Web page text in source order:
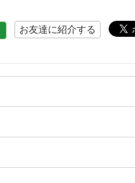
お友達に紹介する